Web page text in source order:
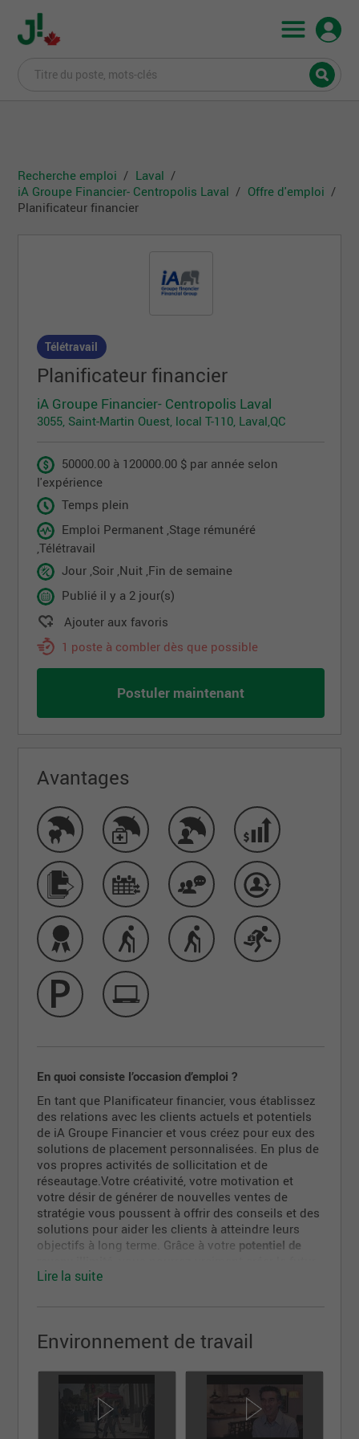
Recherche emploi
Laval
iA Groupe Financier- Centropolis Laval
Offre d'emploi
Planificateur financier
Télétravail
Planificateur financier
iA Groupe Financier- Centropolis Laval
3055, Saint-Martin Ouest, local T-110, Laval,QC
50000.00 à 120000.00 $ par année selon
l'expérience
Temps plein
Emploi Permanent ,Stage rémunéré
,Télétravail
Jour ,Soir ,Nuit ,Fin de semaine
Publié il y a 2 jour(s)
Ajouter aux favoris
1 poste à combler dès que possible
Postuler maintenant
Avantages
En quoi consiste l’occasion d’emploi ?
En tant que Planificateur financier, vous établissez
des relations avec les clients actuels et potentiels
de iA Groupe Financier et vous créez pour eux des
solutions de placement personnalisées. En plus de
vos propres activités de sollicitation et de
réseautage.Votre créativité, votre motivation et
votre désir de générer de nouvelles ventes de
stratégie vous poussent à offrir des conseils et des
solutions pour aider les clients à atteindre leurs
objectifs à long terme. Grâce à votre potentiel de
que vous voulez pour vous-même et les clients que
Quelles seront vos tâches ?
financière personnalisés grâce à notre gamme
inégalée de solutions et produit d'invesstissement
Acquérir de nouveaux clients et actifs et consolider
les relations avec les clients actuels ainsi que leurs
Lire la suite
Environnement de travail